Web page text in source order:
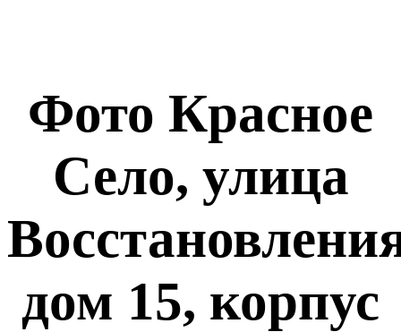
Фото Красное
Село, улица
дом 15, корпус